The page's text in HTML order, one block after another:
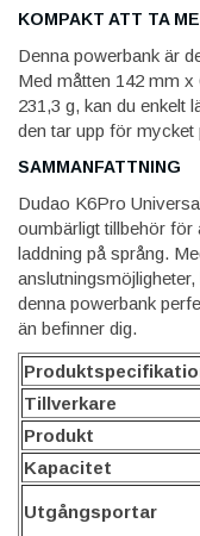
KOMPAKT ATT TA
Denna powerbank är
Med måtten 142 mm
231,3 g, kan du enkelt
den tar upp för mycket
SAMMANFATTNING
Dudao K6Pro
oumbärligt tillbehör
laddning på språng.
denna powerbank
än befinner dig.
Tillverkare
Produkt
Kapacitet
Utgångsportar